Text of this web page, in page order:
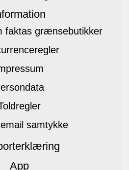
faktas grænsebutikker
samtykke
App